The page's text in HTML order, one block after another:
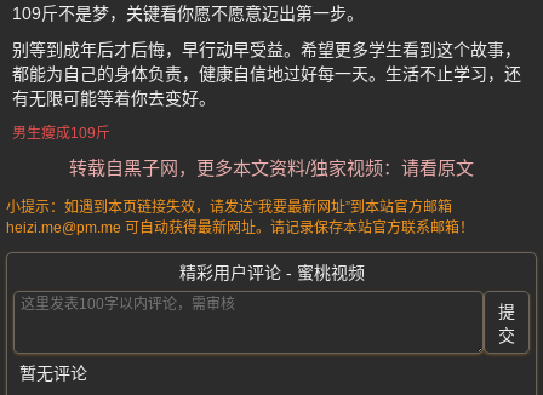
109斤不是梦，关键看你愿不愿意迈出第一步。
别等到成年后才后悔，早行动早受益。希望更多学生看到这个故事，
都能为自己的身体负责，健康自信地过好每一天。生活不止学习，还
有无限可能等着你去变好。
男生瘦成109斤
转载自黑子网，更多本文资料/独家视频：请看原文
小提示：如遇到本页链接失效，请发送“我要最新网址”到本站官方邮箱
heizi.me@pm.me 可自动获得最新网址。请记录保存本站官方联系邮箱！
精彩用户评论 - 蜜桃视频
提
交
暂无评论